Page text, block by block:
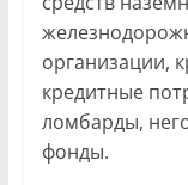
организации,
кредитные
ломбарды,
фонды.